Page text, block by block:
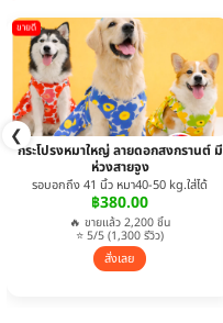
❮
ขายดี
กระโปรงหมาใหญ่ ลายดอกสงกรานต์ มี
ห่วงสายจูง
รอบอกถึง 41 นิ้ว หมา40-50 kg.ใส่ได้
฿380.00
🔥 ขายแล้ว 2,200 ชิ้น
⭐ 5/5 (1,300 รีวิว)
สั่งเลย